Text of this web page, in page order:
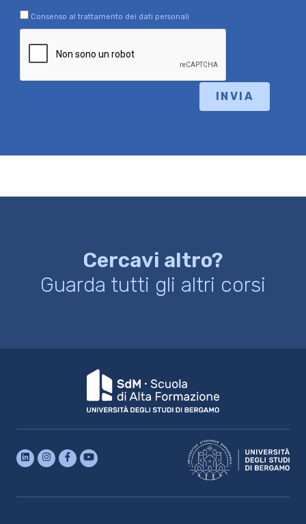
Consenso al trattamento dei dati personali
Cercavi altro?
Guarda tutti gli altri corsi